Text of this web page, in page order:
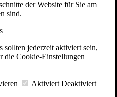
der Website für Sie am
sind.
sollten jederzeit aktiviert sein,
die Cookie-Einstellungen
Aktiviert Deaktiviert